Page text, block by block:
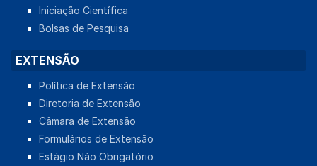
Iniciação Científica
Bolsas de Pesquisa
EXTENSÃO
Política de Extensão
Diretoria de Extensão
Câmara de Extensão
Formulários de Extensão
Estágio Não Obrigatório